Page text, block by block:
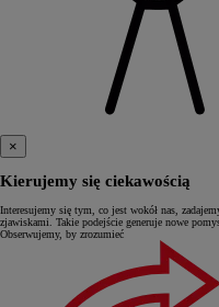
×
Kierujemy się ciekawością
Interesujemy się tym, co jest wokół nas,
zjawiskami. Takie podejście generuje nowe
Obserwujemy, by zrozumieć